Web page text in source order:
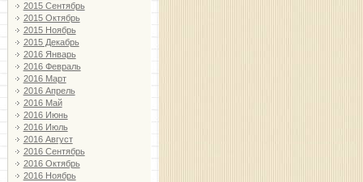
2015 Сентябрь
2015 Октябрь
2015 Ноябрь
2015 Декабрь
2016 Январь
2016 Февраль
2016 Март
2016 Апрель
2016 Май
2016 Июнь
2016 Июль
2016 Август
2016 Сентябрь
2016 Октябрь
2016 Ноябрь